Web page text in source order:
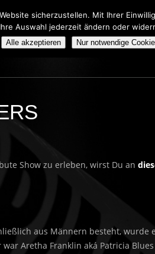
SHOW
Show zu erleben, wirst Du an
aus Männern besteht, wurde
Aretha Franklin aká Patricia
sicherzustellen. Mit Ihrer
Auswahl jederzeit ändern oder
Alle akzeptieren Nur notwendige